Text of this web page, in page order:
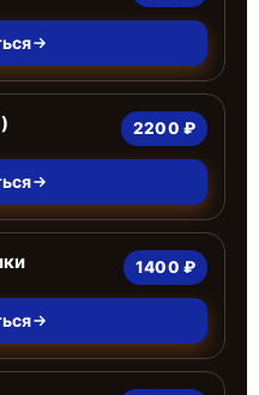
2200 ₽
1400 ₽